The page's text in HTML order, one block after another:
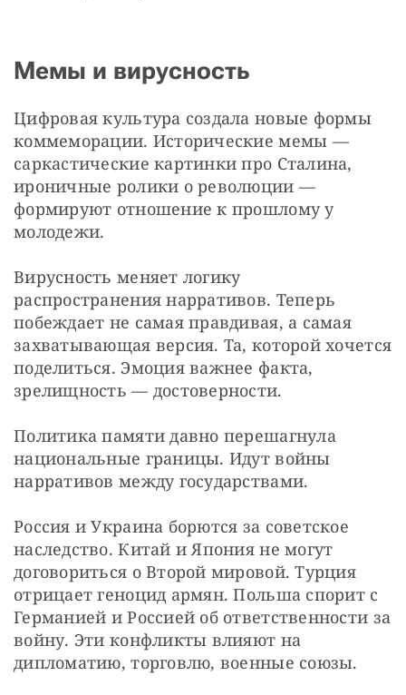
Мемы и вирусность
Цифровая культура создала новые формы
коммеморации. Исторические мемы —
саркастические картинки про Сталина,
ироничные ролики о революции —
формируют отношение к прошлому у
молодежи.
Вирусность меняет логику
распространения нарративов. Теперь
побеждает не самая правдивая, а самая
захватывающая версия. Та, которой хочется
поделиться. Эмоция важнее факта,
зрелищность — достоверности.
Политика памяти давно перешагнула
национальные границы. Идут войны
нарративов между государствами.
Россия и Украина борются за советское
наследство. Китай и Япония не могут
договориться о Второй мировой. Турция
отрицает геноцид армян. Польша спорит с
Германией и Россией об ответственности за
войну. Эти конфликты влияют на
дипломатию, торговлю, военные союзы.